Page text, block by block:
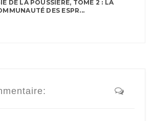
DE LA POUSSIÈRE, TOME 2 : LA
DES ESPR...